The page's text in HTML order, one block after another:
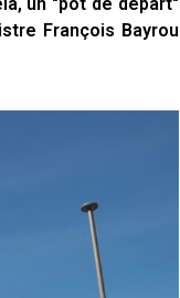
François Bayrou